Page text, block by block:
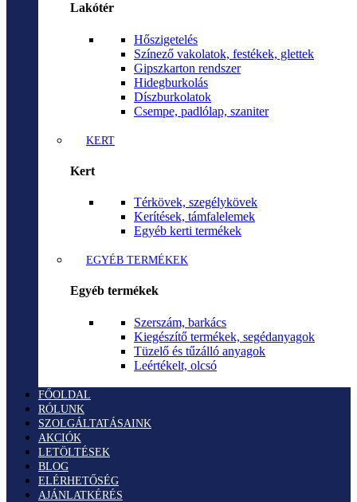
Lakótér
Hőszigetelés
Színező vakolatok, festékek, glettek
Gipszkarton rendszer
Hidegburkolás
Díszburkolatok
Csempe, padlólap, szaniter
KERT
Kert
Térkövek, szegélykövek
Kerítések, támfalelemek
Egyéb kerti termékek
EGYÉB TERMÉKEK
Egyéb termékek
Szerszám, barkács
Kiegészítő termékek, segédanyagok
Tüzelő és tűzálló anyagok
Leértékelt, olcsó
FŐOLDAL
RÓLUNK
SZOLGÁLTATÁSAINK
AKCIÓK
LETÖLTÉSEK
BLOG
ELÉRHETŐSÉG
AJÁNLATKÉRÉS